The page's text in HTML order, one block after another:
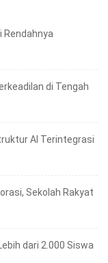
Rendahnya
di Tengah
AI Terintegrasi
Sekolah Rakyat
dari 2.000 Siswa